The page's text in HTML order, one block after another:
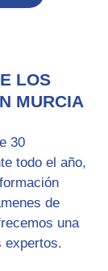
LOS
MURCIA
30
todo el año,
de
una
expertos.